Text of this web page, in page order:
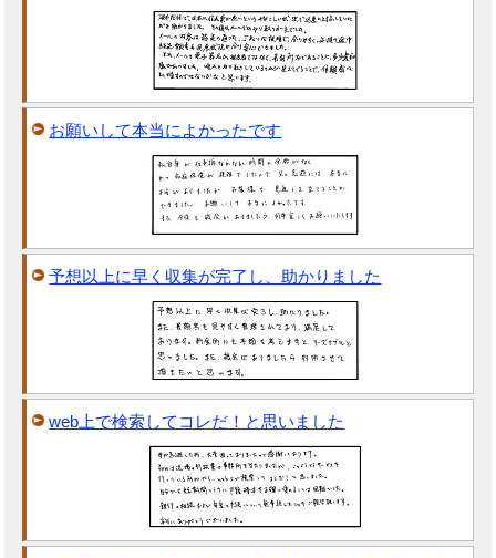
お願いして本当によかったです
予想以上に早く収集が完了し、助かりました
web上で検索してコレだ！と思いました